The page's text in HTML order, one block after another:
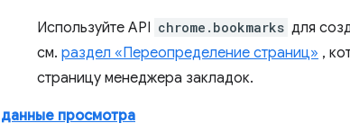
Используйте API chrome.bookmarks для
см. раздел «Переопределение страниц» ,
страницу менеджера закладок.
данные просмотра